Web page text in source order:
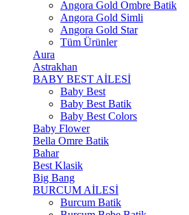
Angora Gold Ombre Batik
Angora Gold Simli
Angora Gold Star
Tüm Ürünler
Aura
Astrakhan
BABY BEST AİLESİ
Baby Best
Baby Best Batik
Baby Best Colors
Baby Flower
Bella Omre Batik
Bahar
Best Klasik
Big Bang
BURCUM AİLESİ
Burcum Batik